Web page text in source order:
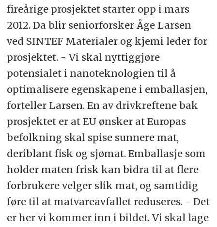
fireårige prosjektet starter opp i mars
2012. Da blir seniorforsker Åge Larsen
ved SINTEF Materialer og kjemi leder for
prosjektet. - Vi skal nyttiggjøre
potensialet i nanoteknologien til å
optimalisere egenskapene i emballasjen,
forteller Larsen. En av drivkreftene bak
prosjektet er at EU ønsker at Europas
befolkning skal spise sunnere mat,
deriblant fisk og sjømat. Emballasje som
holder maten frisk kan bidra til at flere
forbrukere velger slik mat, og samtidig
føre til at matvareavfallet reduseres. - Det
er her vi kommer inn i bildet. Vi skal lage